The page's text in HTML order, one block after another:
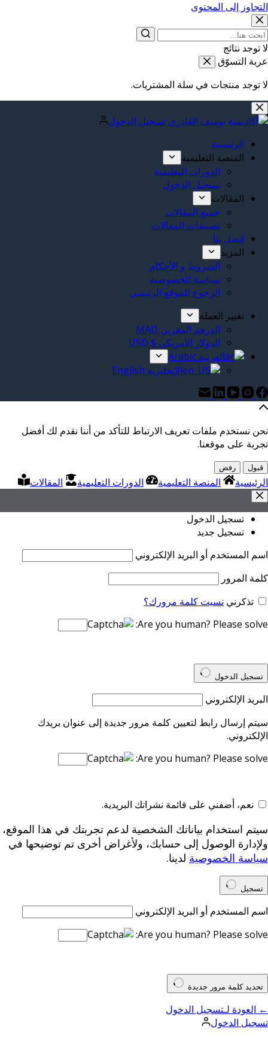
التجاوز إلى المحتوى
لا توجد نتائج
عربة التسوّق
لا توجد منتجات في سلة المشتريات.
تسجيل الدخول
الرئيسية
المنصة التعليمية
الدورات التعليمية
تسجيل الدخول
المقالات
جميع المقالات
تصنيفات المقالات
إتصل بنا
المزيد
الشروط و الأحكام
سياسة الخصوصية
الرجوع للموقع الرئيسي
تغيير العملة
الدرهم المغربي MAD
الدولار الأمريكي $ USD
العربية Arabic
الإنجليزية English
نحن نستخدم ملفات تعريف الارتباط للتأكد من أننا نقدم لك أفضل
تجربة على موقعنا.
قبول رفض
الرئيسية المنصة التعليمية الدورات التعليمية المقالات
تسجيل الدخول
تسجيل جديد
اسم المستخدم أو البريد الإلكتروني
كلمة المرور
تذكرني نسيت كلمة مرورك؟
Are you human? Please solve:
تسجيل الدخول
البريد الإلكتروني
سيتم إرسال رابط لتعيين كلمة مرور جديدة إلى عنوان بريدك
الإلكتروني.
Are you human? Please solve:
نعم، أضفني على قائمة نشراتك البريدية.
سيتم استخدام بياناتك الشخصية لدعم تجربتك في هذا الموقع،
ولإدارة الوصول إلى حسابك، ولأغراض أخرى تم توضيحها في
سياسة الخصوصية لدينا.
تسجيل
اسم المستخدم أو البريد الإلكتروني
Are you human? Please solve:
تحديد كلمة مرور جديدة
← العودة لـتسجيل الدخول
تسجيل الدخول